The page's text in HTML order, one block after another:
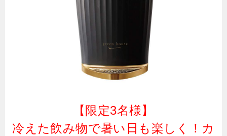
【限定3名様】
冷えた飲み物で暑い日も楽しく！カ